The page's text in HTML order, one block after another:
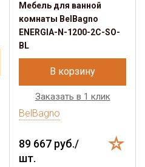
Мебель для ванной
комнаты BelBagno
ENERGIA-N-1200-2C-SO-
BL
В корзину
Заказать в 1 клик
BelBagno
89 667 руб./
шт.